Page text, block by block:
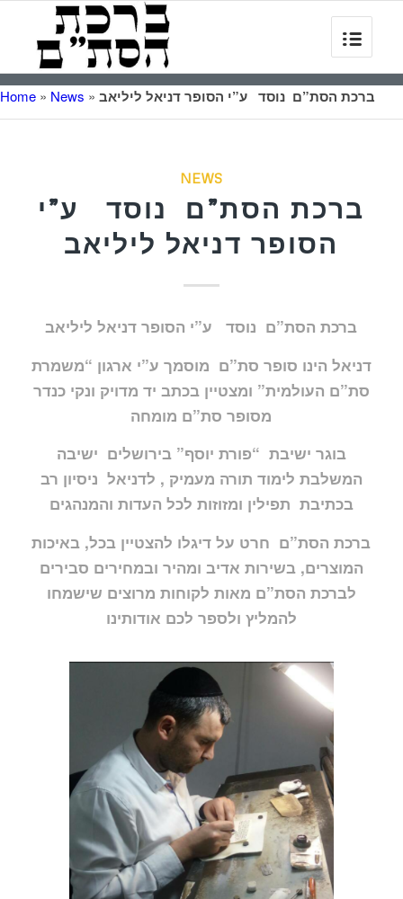
Home » News » ברכת הסת”ם נוסד ע”י הסופר דניאל ליליאב
NEWS
ברכת הסת”ם נוסד ע”י
הסופר דניאל ליליאב
ברכת הסת”ם נוסד ע”י הסופר דניאל ליליאב
דניאל הינו סופר סת”ם מוסמך ע”י ארגון “משמרת
סת”ם העולמית” ומצטיין בכתב יד מדויק ונקי כנדר
מסופר סת”ם מומחה
בוגר ישיבת “פורת יוסף” בירושלים ישיבה
המשלבת לימוד תורה מעמיק , לדניאל ניסיון רב
בכתיבת תפילין ומזוזות לכל העדות והמנהגים
ברכת הסת”ם חרט על דיגלו להצטיין בכל, באיכות
המוצרים, בשירות אדיב ומהיר ובמחירים סבירים
לברכת הסת”ם מאות לקוחות מרוצים שישמחו
להמליץ ולספר לכם אודותינו